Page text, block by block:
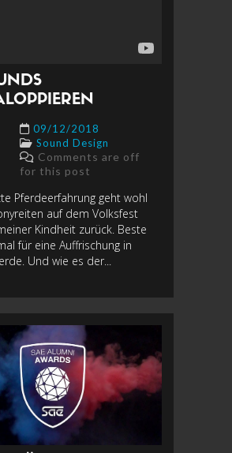
09/12/2018
Sound Design
Comments are off
for this post
Pferdeerfahrung geht wohl
auf dem Volksfest
Kindheit zurück. Beste
für eine Auffrischung in
Und wie es der...